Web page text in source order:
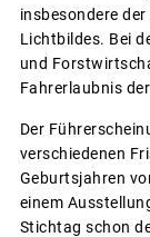
insbesondere
Lichtbildes. Bei
und
Fahrerlaubnis
Der
verschiedenen
Geburtsjahren
einem
Stichtag schon